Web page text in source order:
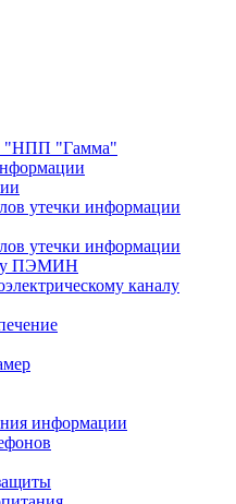
"НПП "Гамма"
утечки информации
утечки информации
ПЭМИН
каналу
информации